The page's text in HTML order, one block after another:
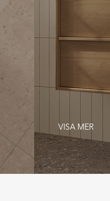
VISA MER
BADKAR
BLANDARE
TOALETT